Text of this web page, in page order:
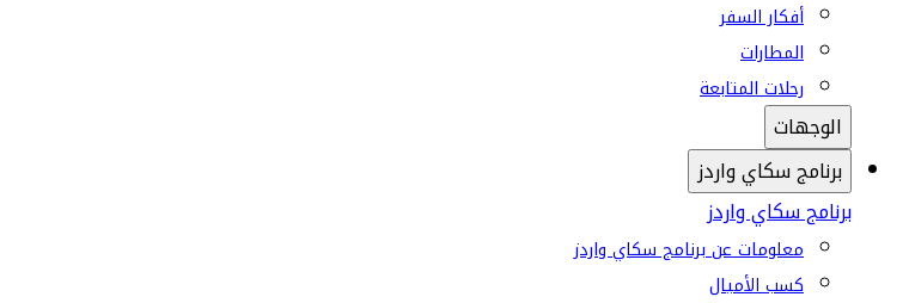
أفكار السفر
المطارات
رحلات المتابعة
الوجهات
برنامج سكاي واردز
برنامج سكاي واردز
معلومات عن برنامج سكاي واردز
كسب الأميال